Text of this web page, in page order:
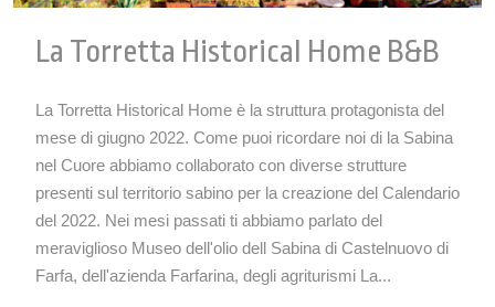
La Torretta Historical Home B&b
La Torretta Historical Home è la struttura protagonista del
mese di giugno 2022. Come puoi ricordare noi di la Sabina
nel Cuore abbiamo collaborato con diverse strutture
presenti sul territorio sabino per la creazione del Calendario
del 2022. Nei mesi passati ti abbiamo parlato del
meraviglioso Museo dell'olio dell Sabina di Castelnuovo di
Farfa, dell'azienda Farfarina, degli agriturismi La...